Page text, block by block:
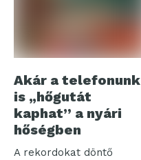
Akár a telefonunk
is „hőgutát
kaphat” a nyári
hőségben
A rekordokat döntő